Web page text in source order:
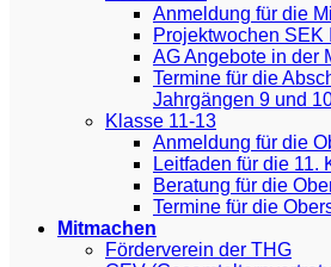
Anmeldung für die
Projektwochen SEK I
AG Angebote in der
Termine für die
Jahrgängen 9 und
Klasse 11-13
Anmeldung für die
Leitfaden für die 11.
Beratung für die
Termine für die
Mitmachen
Förderverein der THG